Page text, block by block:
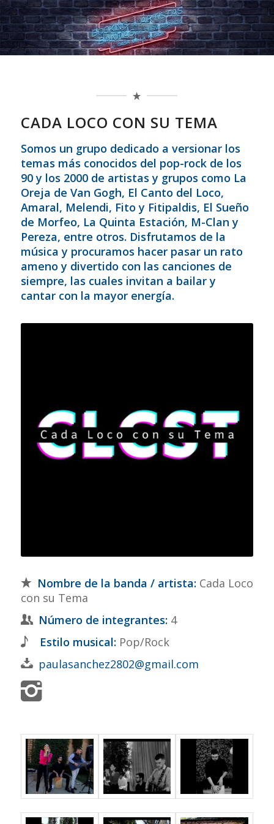
CADA LOCO CON SU TEMA
Somos un grupo dedicado a versionar los
temas más conocidos del pop-rock de los
90 y los 2000 de artistas y grupos como La
Oreja de Van Gogh, El Canto del Loco,
Amaral, Melendi, Fito y Fitipaldis, El Sueño
de Morfeo, La Quinta Estación, M-Clan y
Pereza, entre otros. Disfrutamos de la
música y procuramos hacer pasar un rato
ameno y divertido con las canciones de
siempre, las cuales invitan a bailar y
cantar con la mayor energía.
Nombre de la banda / artista: Cada Loco
con su Tema
Número de integrantes: 4
Estilo musical: Pop/Rock
paulasanchez2802@gmail.com